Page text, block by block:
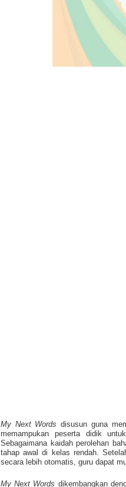
My Next Words disusun guna
memampukan peserta didik
Sebagaimana kaidah perolehan
tahap awal di kelas rendah.
secara lebih otomatis, guru dapat
My Next Words dikembangkan